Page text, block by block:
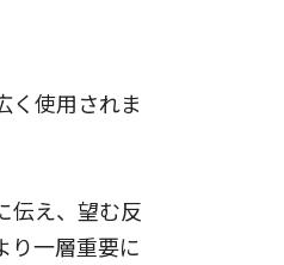
く使用されま
伝え、望む反
り一層重要に